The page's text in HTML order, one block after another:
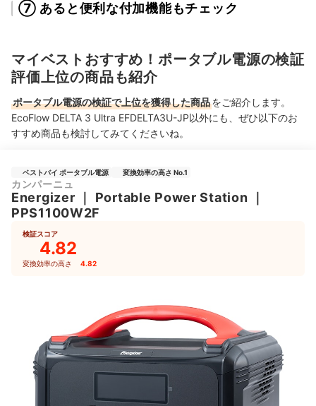
⑦ あると便利な付加機能もチェック
マイベストおすすめ！ポータブル電源の検証
評価上位の商品も紹介
ポータブル電源の検証で上位を獲得した商品をご紹介します。
EcoFlow DELTA 3 Ultra EFDELTA3U-JP以外にも、ぜひ以下のお
すすめ商品も検討してみてくださいね。
ベストバイ ポータブル電源 変換効率の高さ No.1
カンパーニュ
Energizer Portable Power Station
PPS1100W2F
検証スコア
4.82
変換効率の高さ 4.82